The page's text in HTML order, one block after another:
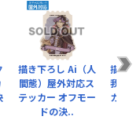
描き下ろし Ai（人
間態）屋外対応ス
テッカー オフモー
ドの決..
描き
我 屋
カー